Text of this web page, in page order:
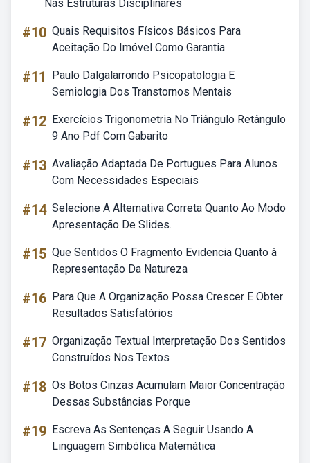
Nas Estruturas Disciplinares
#10 Quais Requisitos Físicos Básicos Para
Aceitação Do Imóvel Como Garantia
#11
Paulo Dalgalarrondo Psicopatologia E
Semiologia Dos Transtornos Mentais
#12 Exercícios Trigonometria No Triângulo Retângulo
9 Ano Pdf Com Gabarito
#13 Avaliação Adaptada De Portugues Para Alunos
Com Necessidades Especiais
#14 Selecione A Alternativa Correta Quanto Ao Modo
Apresentação De Slides.
#15 Que Sentidos O Fragmento Evidencia Quanto à
Representação Da Natureza
#16 Para Que A Organização Possa Crescer E Obter
Resultados Satisfatórios
#17 Organização Textual Interpretação Dos Sentidos
Construídos Nos Textos
#18 Os Botos Cinzas Acumulam Maior Concentração
Dessas Substâncias Porque
#19 Escreva As Sentenças A Seguir Usando A
Linguagem Simbólica Matemática